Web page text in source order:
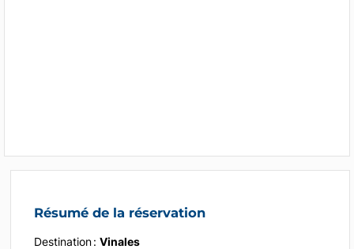
Résumé de la réservation
Destination : Vinales